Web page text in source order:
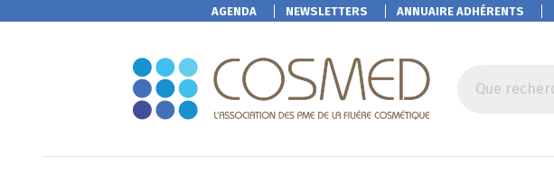
AGENDA NEWSLETTERS ANNUAIRE ADHÉRENTS
Que